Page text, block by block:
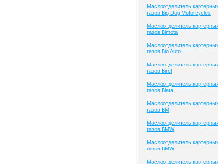
Маслоотделитель
газов Big Dog Motorcycles
Маслоотделитель
газов Bimota
Маслоотделитель
газов Bio Auto
Маслоотделитель
газов Birel
Маслоотделитель
газов Blata
Маслоотделитель
газов BM
Маслоотделитель
газов BMW
Маслоотделитель
газов BMW
Маслоотделитель